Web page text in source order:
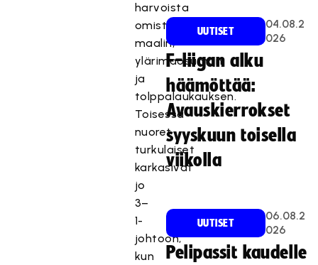
harvoista
omistaan
maalin,
ylärimaosuman
ja
tolppalaukauksen.
Toisessa
nuoret
turkulaiset
karkasivat
jo
3–
1-
johtoon,
kun
UUTISET
04.08.2
026
F-liigan alku
häämöttää:
Avauskierrokset
syyskuun toisella
viikolla
UUTISET
06.08.2
026
Pelipassit kaudelle